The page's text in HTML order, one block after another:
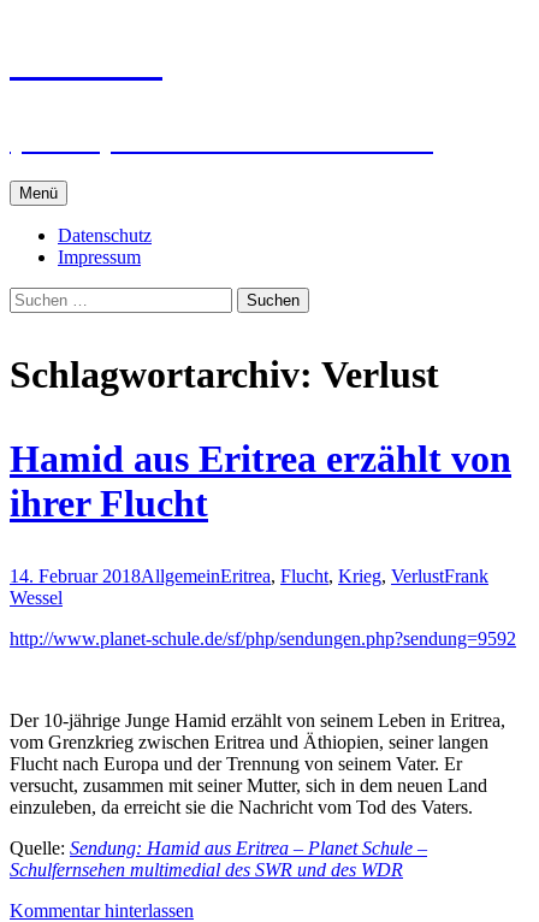
Menü
Datenschutz
Impressum
Suchen
nach:
Schlagwortarchiv: Verlust
Hamid aus Eritrea erzählt von
ihrer Flucht
14. Februar 2018AllgemeinEritrea, Flucht, Krieg, VerlustFrank
Wessel
http://www.planet-schule.de/sf/php/sendungen.php?sendung=9592
Der 10-jährige Junge Hamid erzählt von seinem Leben in Eritrea,
vom Grenzkrieg zwischen Eritrea und Äthiopien, seiner langen
Flucht nach Europa und der Trennung von seinem Vater. Er
versucht, zusammen mit seiner Mutter, sich in dem neuen Land
einzuleben, da erreicht sie die Nachricht vom Tod des Vaters.
Quelle: Sendung: Hamid aus Eritrea – Planet Schule –
Schulfernsehen multimedial des SWR und des WDR
Kommentar hinterlassen